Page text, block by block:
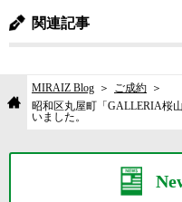
関連記事
MIRAIZ Blog
ご成約
昭和区丸屋町「GALLERIA桜
いました。